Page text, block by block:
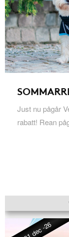
Just nu pågår
rabatt! Rean